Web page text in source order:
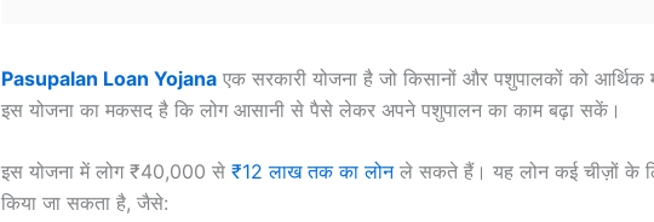
Pasupalan Loan Yojana एक सरकारी योजना है जो किसानों और पशुपालकों को आर्थिक
इस योजना का मकसद है कि लोग आसानी से पैसे लेकर अपने पशुपालन का काम बढ़ा सकें।
इस योजना में लोग ₹40,000 से ₹12 लाख तक का लोनले सकते हैं। यह लोन कई चीज़ों के
किया जा सकता है, जैसे: